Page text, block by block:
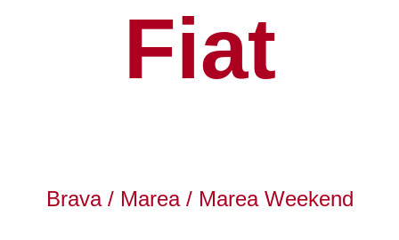
Fiat
Brava / Marea / Marea Weekend